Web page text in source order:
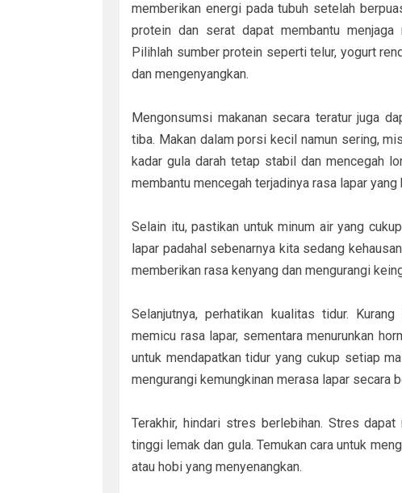
memberikan energi pada tubuh setelah
protein dan serat dapat membantu menjaga
Pilihlah sumber protein seperti telur, yogurt
dan mengenyangkan.
Mengonsumsi makanan secara teratur juga
tiba. Makan dalam porsi kecil namun sering,
kadar gula darah tetap stabil dan mencegah
membantu mencegah terjadinya rasa lapar yang
Selain itu, pastikan untuk minum air yang
lapar padahal sebenarnya kita sedang
memberikan rasa kenyang dan mengurangi
Selanjutnya, perhatikan kualitas tidur.
memicu rasa lapar, sementara menurunkan
untuk mendapatkan tidur yang cukup setiap
mengurangi kemungkinan merasa lapar secara
Terakhir, hindari stres berlebihan. Stres
tinggi lemak dan gula. Temukan cara untuk
atau hobi yang menyenangkan.